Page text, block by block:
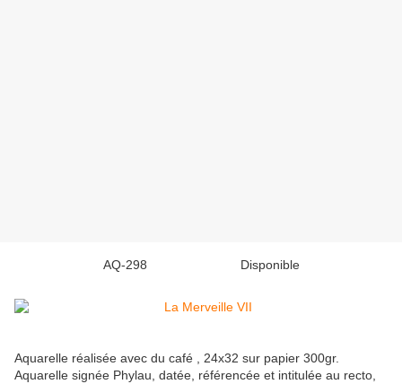
AQ-298 Disponible
Aquarelle réalisée avec du café , 24x32 sur papier 300gr.
Aquarelle signée Phylau, datée, référencée et intitulée au recto,